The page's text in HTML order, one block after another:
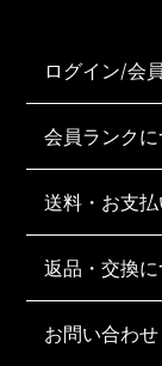
ログイン/会
会員ランクに
送料・お支
返品・交換に
お問い合わ